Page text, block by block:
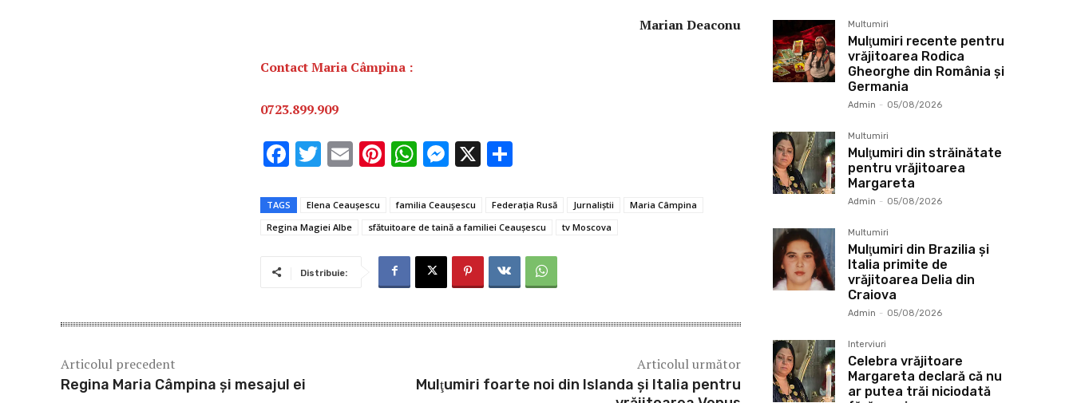
Marian Deaconu
Contact Maria Câmpina :
0723.899.909
F
e
b
o
T
it
te
E
ai
Pi
er
es
t
W
at
s
A
p
M
se
n
g
er
X
ta
je
az
ă
TAGS Elena Ceauşescu familia Ceauşescu Federaţia Rusă Jurnaliştii
Maria Câmpina
Regina Magiei Albe
sfătuitoare de taină a familiei Ceaușescu tv Moscova
Distribuie:
Articolul precedent
Regina Maria Câmpina și mesajul ei
Articolul următor
Mulţumiri foarte noi din Islanda și Italia pentru
Multumiri
Mulţumiri recente pentru
vrăjitoarea Rodica
Gheorghe din România și
Germania
Admin - 05/08/2026
Multumiri
Mulţumiri din străinătate
pentru vrăjitoarea
Margareta
Admin - 05/08/2026
Multumiri
Mulţumiri din Brazilia și
Italia primite de
vrăjitoarea Delia din
Craiova
Admin - 05/08/2026
Interviuri
Celebra vrăjitoare
Margareta declară că nu
ar putea trăi niciodată